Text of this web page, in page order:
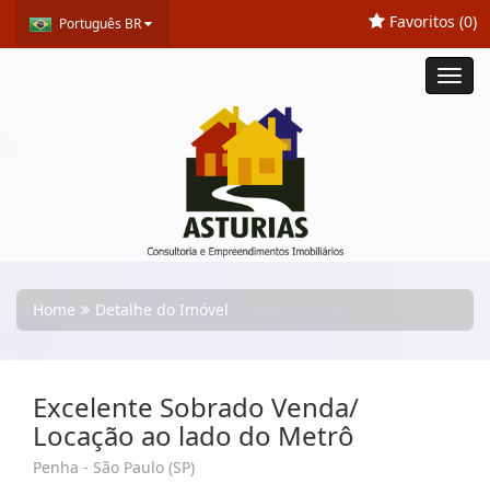
Português BR Favoritos (0)
Home Detalhe do Imóvel
Excelente Sobrado Venda/
Locação ao lado do Metrô
Penha - São Paulo (SP)